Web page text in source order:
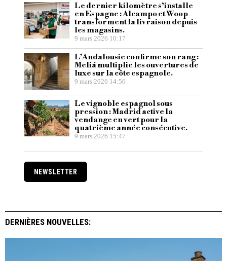
Le dernier kilomètre s’installe
en Espagne : Alcampo et Woop
transforment la livraison depuis
les magasins.
9 mars 2026 10:17
L’Andalousie confirme son rang :
Meliá multiplie les ouvertures de
luxe sur la côte espagnole.
9 mars 2026 14:56
Le vignoble espagnol sous
pression : Madrid active la
vendange en vert pour la
quatrième année consécutive.
9 mars 2026 15:47
NEWSLETTER
DERNIÈRES NOUVELLES: